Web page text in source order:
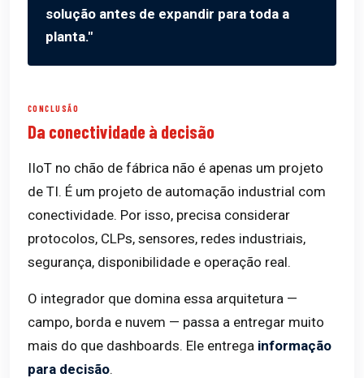
solução antes de expandir para toda a
planta."
CONCLUSÃO
Da conectividade à decisão
IIoT no chão de fábrica não é apenas um projeto
de TI. É um projeto de automação industrial com
conectividade. Por isso, precisa considerar
protocolos, CLPs, sensores, redes industriais,
segurança, disponibilidade e operação real.
O integrador que domina essa arquitetura —
campo, borda e nuvem — passa a entregar muito
mais do que dashboards. Ele entrega informação
para decisão.